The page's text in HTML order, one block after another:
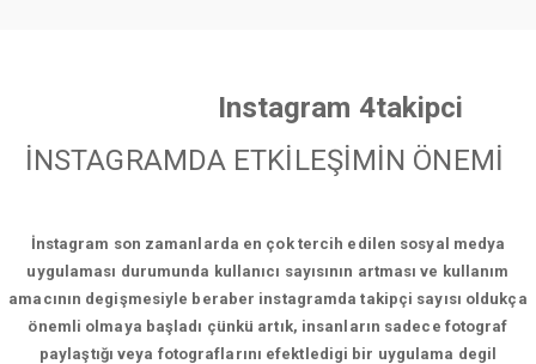
Instagram 4takipci
İNSTAGRAMDA ETKİLEŞİMİN ÖNEMİ
İnstagram son zamanlarda en çok tercih edilen sosyal medya
uygulaması durumunda kullanıcı sayısının artması ve kullanım
amacının degişmesiyle beraber instagramda takipçi sayısı oldukça
önemli olmaya başladı çünkü artık, insanların sadece fotograf
paylaştığı veya fotograflarını efektledigi bir uygulama degil